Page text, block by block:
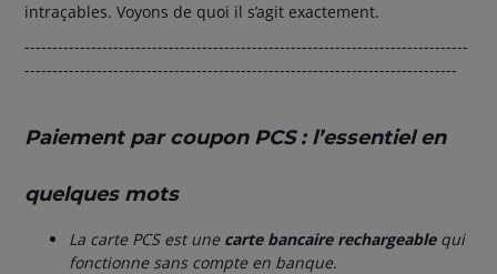
intraçables. Voyons de quoi il s’agit exactement.
--------------------------------------------------------------------------------
------------------------------------------------------------------------------
Paiement par coupon PCS : l’essentiel en
quelques mots
La carte PCS est une carte bancaire rechargeablequi
fonctionne sans compte en banque.